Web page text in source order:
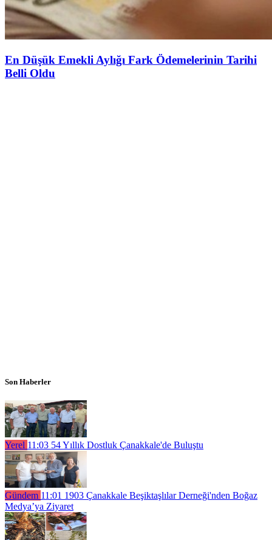
En Düşük Emekli Aylığı Fark Ödemelerinin Tarihi
Belli Oldu
Son Haberler
Yerel 11:03 54 Yıllık Dostluk Çanakkale'de Buluştu
Gündem 11:01 1903 Çanakkale Beşiktaşlılar Derneği'nden Boğaz
Medya’ya Ziyaret